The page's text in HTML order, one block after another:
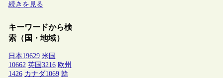
続きを見る
キーワードから検
索（国・地域）
日本19629 米国
10662 英国 3216 欧州
1426 カナダ1069 韓